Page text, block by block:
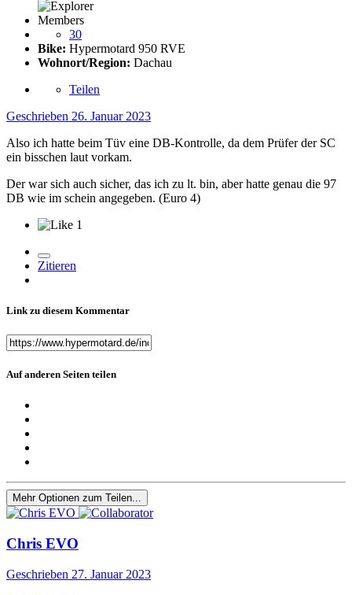
Members
30
Bike: Hypermotard 950 RVE
Wohnort/Region: Dachau
Teilen
Geschrieben 26. Januar 2023
Also ich hatte beim Tüv eine DB-Kontrolle, da dem Prüfer der SC
ein bisschen laut vorkam.
Der war sich auch sicher, das ich zu lt. bin, aber hatte genau die 97
DB wie im schein angegeben. (Euro 4)
1
Zitieren
Link zu diesem Kommentar
Auf anderen Seiten teilen
Mehr Optionen zum Teilen...
Chris EVO
Geschrieben 27. Januar 2023